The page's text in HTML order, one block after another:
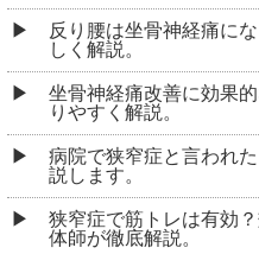
反り腰は坐骨神経痛に
しく解説。
坐骨神経痛改善に効果
りやすく解説。
病院で狭窄症と言われ
説します。
狭窄症で筋トレは有効
体師が徹底解説。